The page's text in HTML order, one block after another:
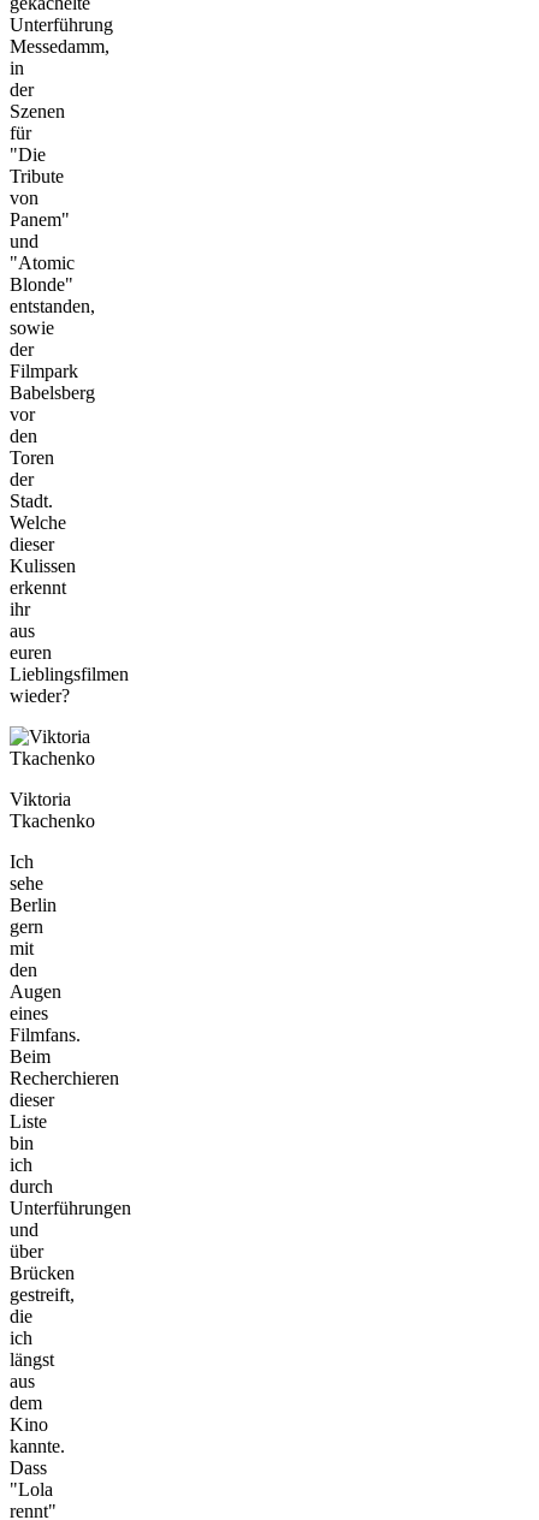
Unterführung
Messedamm,
in
der
Szenen
für
"Die
Tribute
von
Panem"
und
"Atomic
Blonde"
entstanden,
sowie
der
Filmpark
Babelsberg
vor
den
Toren
der
Stadt.
Welche
dieser
Kulissen
erkennt
ihr
aus
euren
Lieblingsfilmen
wieder?
Viktoria
Tkachenko
Ich
sehe
Berlin
gern
mit
den
Augen
eines
Filmfans.
Beim
Recherchieren
dieser
Liste
bin
ich
durch
Unterführungen
und
über
Brücken
gestreift,
die
ich
längst
aus
dem
Kino
kannte.
Dass
"Lola
rennt"